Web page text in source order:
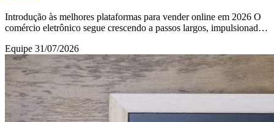
Introdução às melhores plataformas para vender online em 2026 O
comércio eletrônico segue crescendo a passos largos, impulsionado
Equipe 31/07/2026